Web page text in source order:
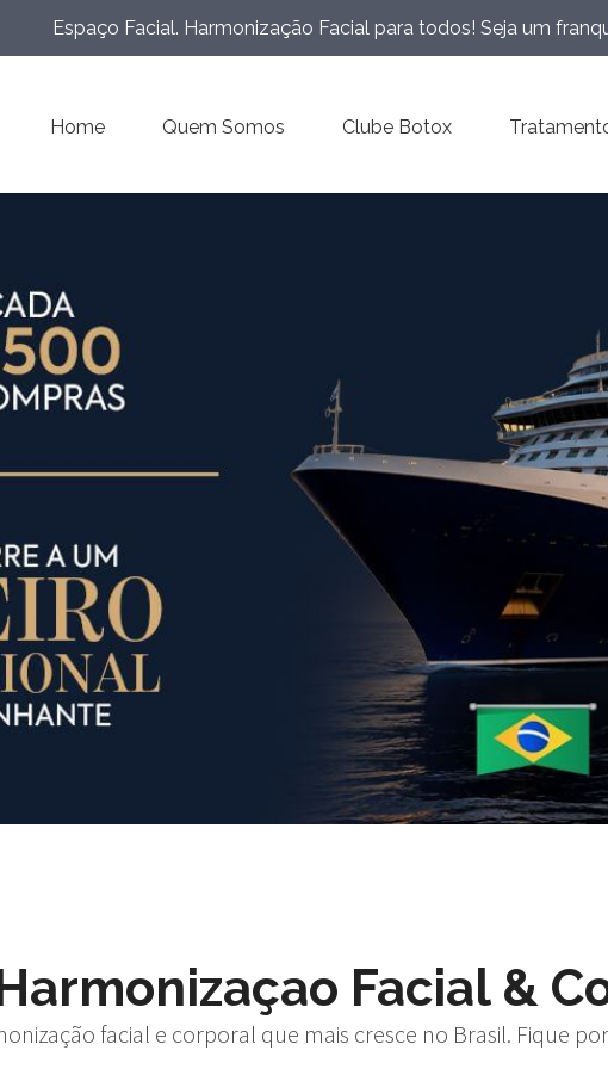
Espaço Facial. Harmonização Facial para todos! Seja um
Home Quem Somos Clube Botox
Facial &
facial e corporal que mais cresce no Brasil. Fique